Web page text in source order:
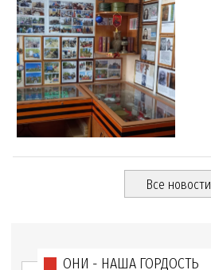
Все новости
ОНИ - НАША ГОРДОСТЬ